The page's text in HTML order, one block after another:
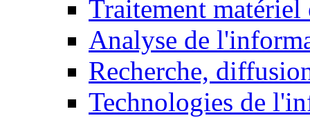
Traitement matériel
Analyse de
Recherche,
Technologies de